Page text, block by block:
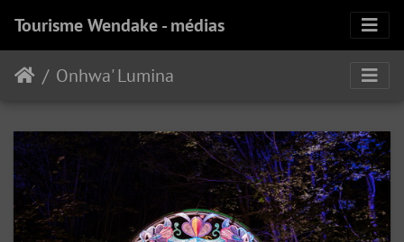
Tourisme Wendake - médias
Onhwa' Lumina